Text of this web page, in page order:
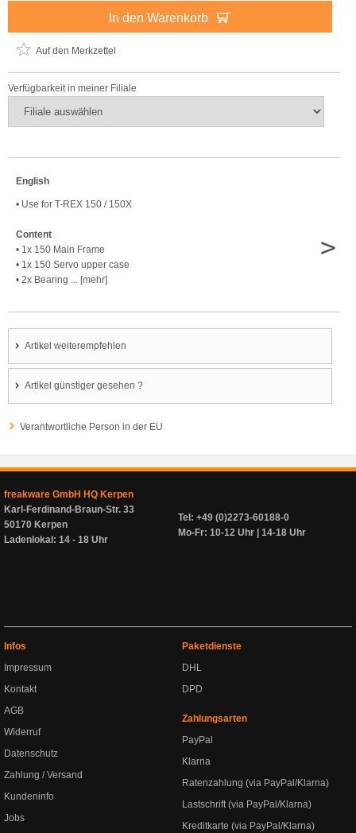
In den Warenkorb
Auf den Merkzettel
Verfügbarkeit in meiner Filiale
English
• Use for T-REX 150 / 150X
Content
• 1x 150 Main Frame
• 1x 150 Servo upper case
• 2x Bearing ... [mehr]
>
Artikel weiterempfehlen
Artikel günstiger gesehen ?
Verantwortliche Person in der EU
freakware GmbH HQ Kerpen
Karl-Ferdinand-Braun-Str. 33
50170 Kerpen
Ladenlokal: 14 - 18 Uhr
Tel: +49 (0)2273-60188-0
Mo-Fr: 10-12 Uhr | 14-18 Uhr
Infos
Impressum
Kontakt
AGB
Widerruf
Datenschutz
Zahlung / Versand
Kundeninfo
Jobs
Paketdienste
DHL
DPD
Zahlungsarten
PayPal
Klarna
Ratenzahlung (via PayPal/Klarna)
Lastschrift (via PayPal/Klarna)
Kreditkarte (via PayPal/Klarna)